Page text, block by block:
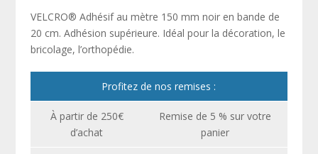
VELCRO® Adhésif au mètre 150 mm noir en bande de
20 cm. Adhésion supérieure. Idéal pour la décoration, le
bricolage, l’orthopédie.
Profitez de nos remises :
À partir de 250€
d’achat
Remise de 5 % sur votre
panier